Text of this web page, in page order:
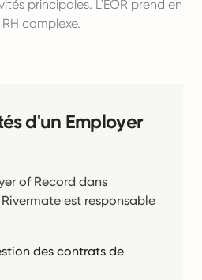
principales. L'EOR prend en
complexe.
d'un Employer
of Record dans
est responsable
des contrats de